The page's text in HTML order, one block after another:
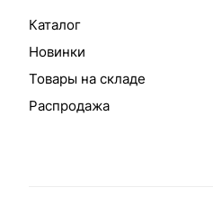
Каталог
Новинки
Товары на складе
Распродажа